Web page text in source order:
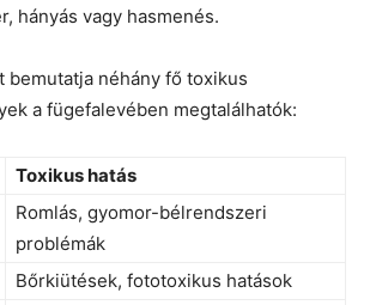
hányás vagy hasmenés.
bemutatja néhány fő toxikus
a fügefalevében megtalálhatók:
Toxikus hatás
Romlás, gyomor-bélrendszeri
problémák
Bőrkiütések, fototoxikus hatások